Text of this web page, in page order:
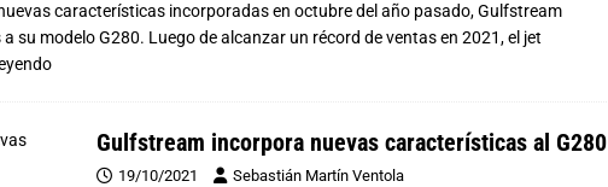
características incorporadas en octubre del año pasado, Gulfstream
su modelo G280. Luego de alcanzar un récord de ventas en 2021, el jet
Gulfstream incorpora nuevas características al G280
19/10/2021 Sebastián Martín Ventola